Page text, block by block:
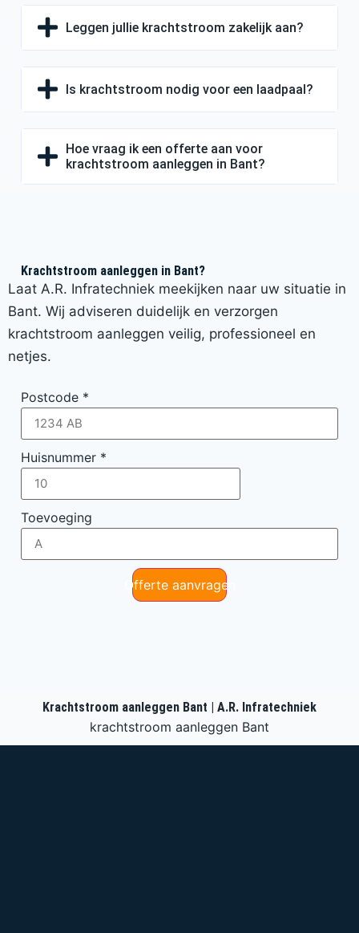
Leggen jullie krachtstroom zakelijk aan?
Is krachtstroom nodig voor een laadpaal?
Hoe vraag ik een offerte aan voor
krachtstroom aanleggen in Bant?
Krachtstroom aanleggen in Bant?
Laat A.R. Infratechniek meekijken naar uw situatie in
Bant. Wij adviseren duidelijk en verzorgen
krachtstroom aanleggen veilig, professioneel en
netjes.
Postcode *
Huisnummer *
Toevoeging
Offerte aanvragen
Krachtstroom aanleggen Bant | A.R. Infratechniek
krachtstroom aanleggen Bant